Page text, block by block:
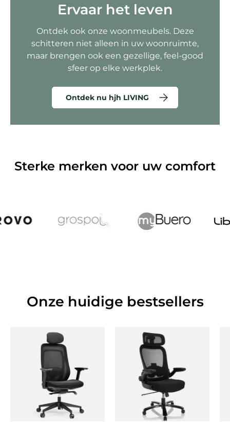
Ervaar het leven
Ontdek ook onze woonmeubels. Deze
schitteren niet alleen in uw woonruimte,
maar brengen ook een gezellige, feel-good
sfeer op elke werkplek.
Ontdek nu hjh LIVING
Sterke merken voor uw comfort
Onze huidige bestsellers